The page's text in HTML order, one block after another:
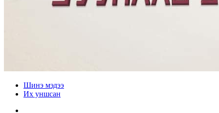
Шинэ мэдээ
Их уншсан